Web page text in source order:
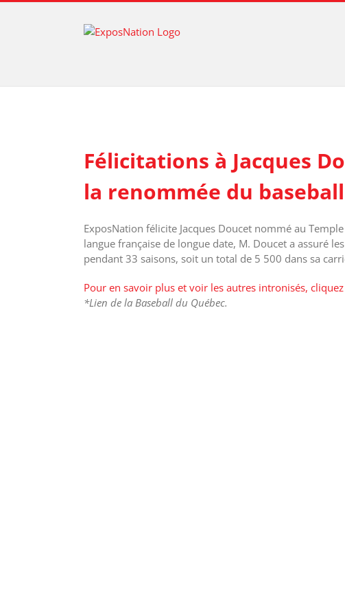
agrandie
Félicitations à Jacques
la renommée du
ExposNation félicite Jacques Doucet nommé au
langue française de longue date, M. Doucet a assuré
pendant 33 saisons, soit un total de 5 500 dans sa
Pour en savoir plus et voir les autres intronisés,
*Lien de la Baseball du Québec.